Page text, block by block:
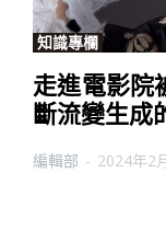
知識專欄
走進電影院
斷流變生成
編輯部 - 2024年2